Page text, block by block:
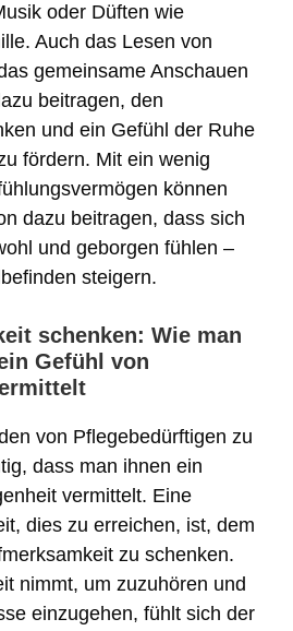
oder Düften wie
Auch das Lesen von
gemeinsame Anschauen
beitragen, den
und ein Gefühl der Ruhe
fördern. Mit ein wenig
können
dazu beitragen, dass sich
und geborgen fühlen –
steigern.
schenken: Wie man
Gefühl von
von Pflegebedürftigen zu
dass man ihnen ein
vermittelt. Eine
dies zu erreichen, ist, dem
zu schenken.
nimmt, um zuzuhören und
einzugehen, fühlt sich der